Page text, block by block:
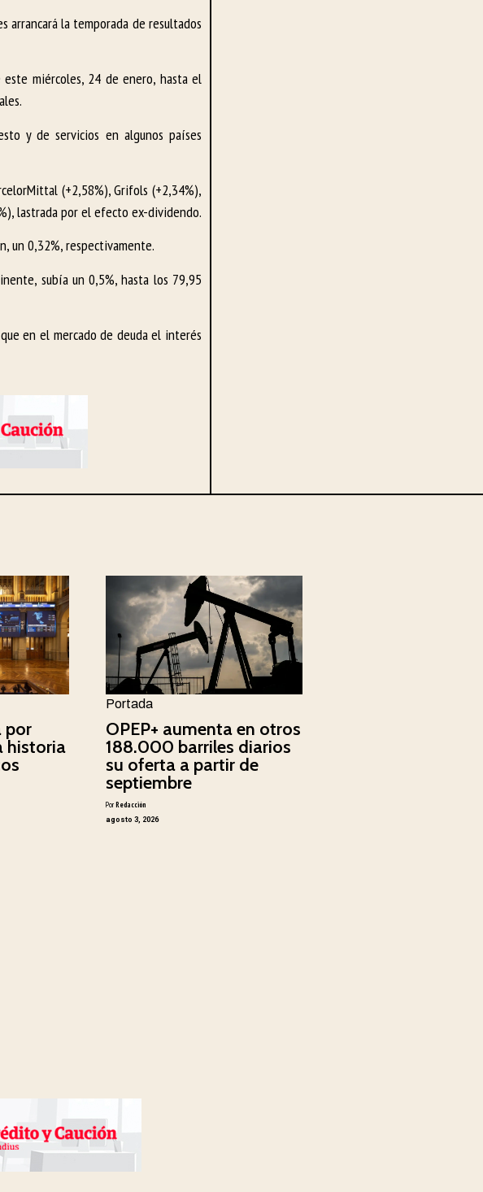
arrancará la temporada de resultados
miércoles, 24 de enero, hasta el
y de servicios en algunos países
(+2,58%), Grifols (+2,34%),
lastrada por el efecto ex-dividendo.
un 0,32%, respectivamente.
subía un 0,5%, hasta los 79,95
en el mercado de deuda el interés
por
historia
Portada
OPEP+ aumenta en otros
188.000 barriles diarios
su oferta a partir de
septiembre
PorRedacción
agosto 3, 2026